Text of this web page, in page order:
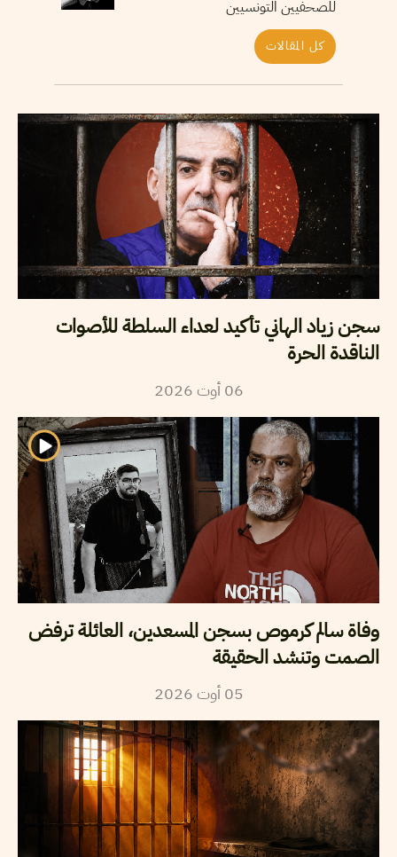
للصحفيين التونسيين
كل المقالات
سجن زياد الهاني تأكيد لعداء السلطة للأصوات
الناقدة الحرة
06 أوت2026
وفاة سالم كرموص بسجن المسعدين، العائلة ترفض
الصمت وتنشد الحقيقة
05 أوت2026